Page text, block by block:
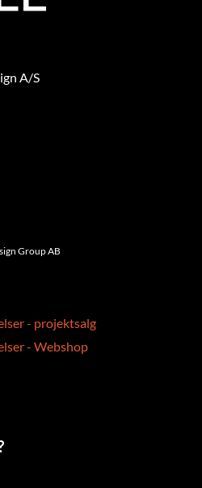
A/S
Group AB
- projektsalg
- Webshop